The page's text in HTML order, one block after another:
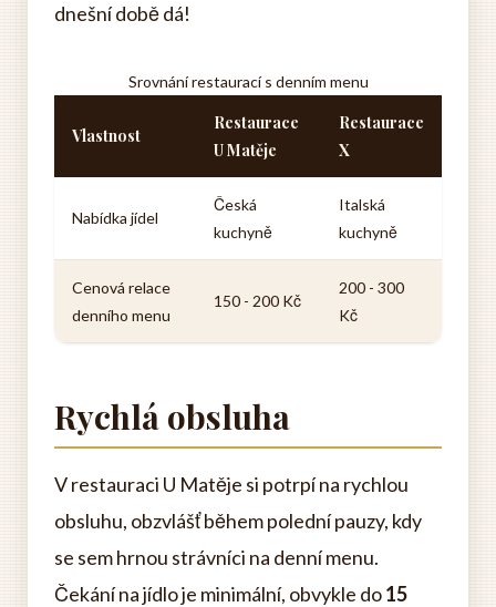
dnešní době dá!
Srovnání restaurací s denním menu
Vlastnost
Restaurace
U Matěje
Restaurace
X
Nabídka jídel
Česká
kuchyně
Italská
kuchyně
Cenová relace
denního menu
150 - 200 Kč
200 - 300
Kč
Rychlá obsluha
V restauraci U Matěje si potrpí na rychlou
obsluhu, obzvlášť během polední pauzy, kdy
se sem hrnou strávníci na denní menu.
Čekání na jídlo je minimální, obvykle do15